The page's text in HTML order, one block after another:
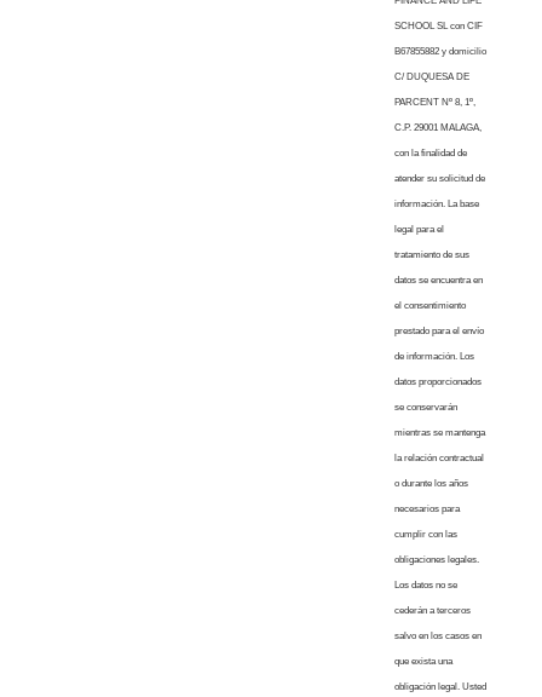
SCHOOL SL con CIF
B67855882 y domicilio
C/ DUQUESA DE
PARCENT Nº 8, 1º,
C.P. 29001 MALAGA,
con la finalidad de
atender su solicitud de
información. La base
legal para el
tratamiento de sus
datos se encuentra en
el consentimiento
prestado para el envío
de información. Los
datos proporcionados
se conservarán
mientras se mantenga
la relación contractual
o durante los años
necesarios para
cumplir con las
obligaciones legales.
Los datos no se
cederán a terceros
salvo en los casos en
que exista una
obligación legal. Usted